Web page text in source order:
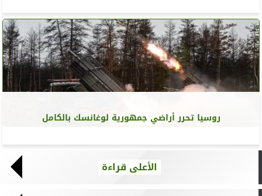
روسيا تحرر أراضي جمهورية لوغانسك بالكامل
الأعلى قراءة